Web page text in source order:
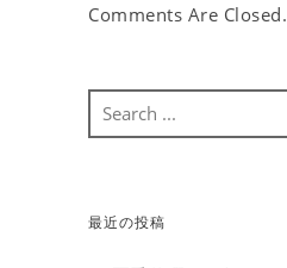
Comments Are Closed.
最近の投稿